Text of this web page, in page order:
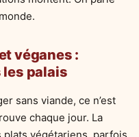
véganes :
les palais
sans viande, ce n’est
chaque jour. La